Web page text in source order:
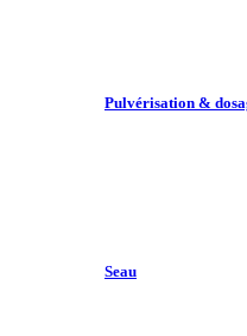
Pulvérisation &
Seau